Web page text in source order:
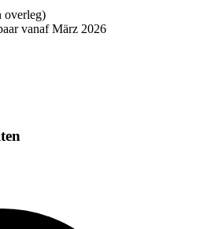
overleg)
vanaf März 2026